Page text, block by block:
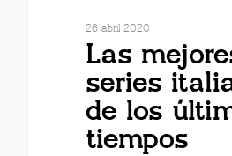
26 abril 2020
Las
series
de los
tiempos